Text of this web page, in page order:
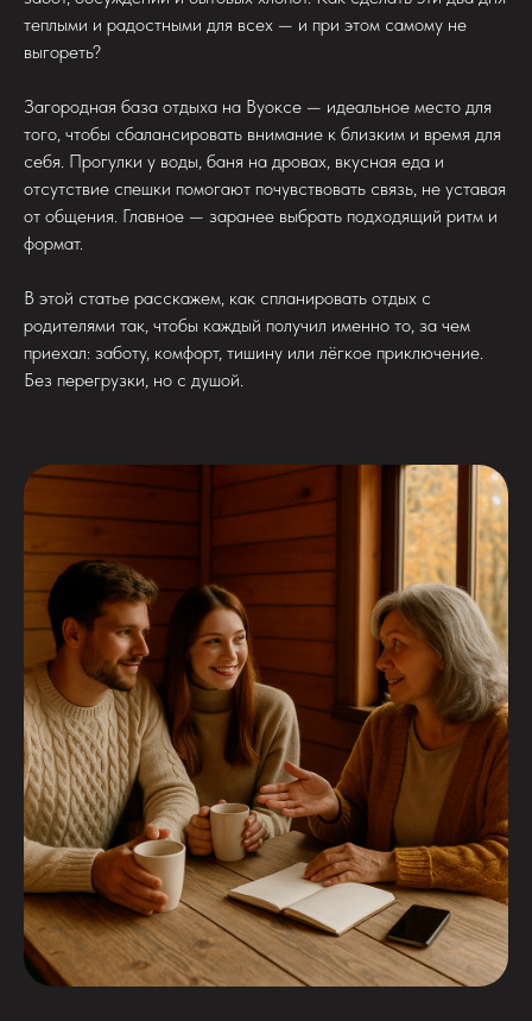
теплыми и радостными для всех — и при этом самому не
выгореть?
Загородная база отдыха на Вуоксе — идеальное место для
того, чтобы сбалансировать внимание к близким и время для
себя. Прогулки у воды, баня на дровах, вкусная еда и
отсутствие спешки помогают почувствовать связь, не уставая
от общения. Главное — заранее выбрать подходящий ритм и
формат.
В этой статье расскажем, как спланировать отдых с
родителями так, чтобы каждый получил именно то, за чем
приехал: заботу, комфорт, тишину или лёгкое приключение.
Без перегрузки, но с душой.